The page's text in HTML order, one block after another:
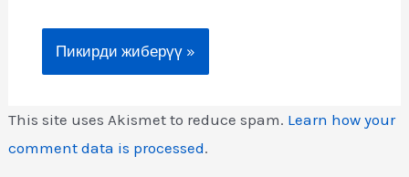
This site uses Akismet to reduce spam. Learn how your
comment data is processed.